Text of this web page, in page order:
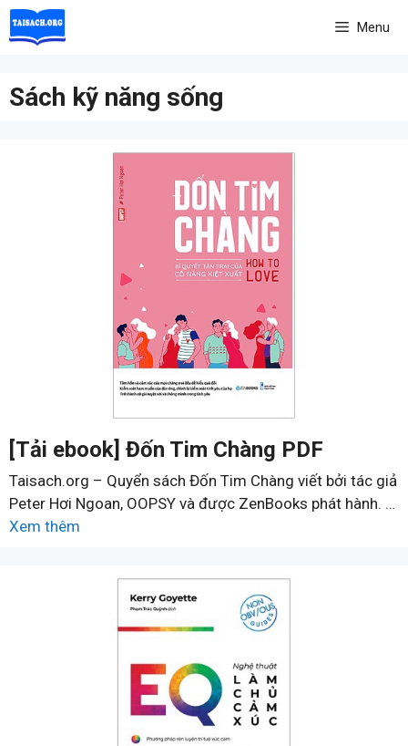
Skip
to
Menu
Sách kỹ năng sống
[Tải ebook] Đốn Tim Chàng PDF
Taisach.org – Quyển sách Đốn Tim Chàng viết bởi tác giả
Peter Hơi Ngoan, OOPSY và được ZenBooks phát hành. …
Xem thêm